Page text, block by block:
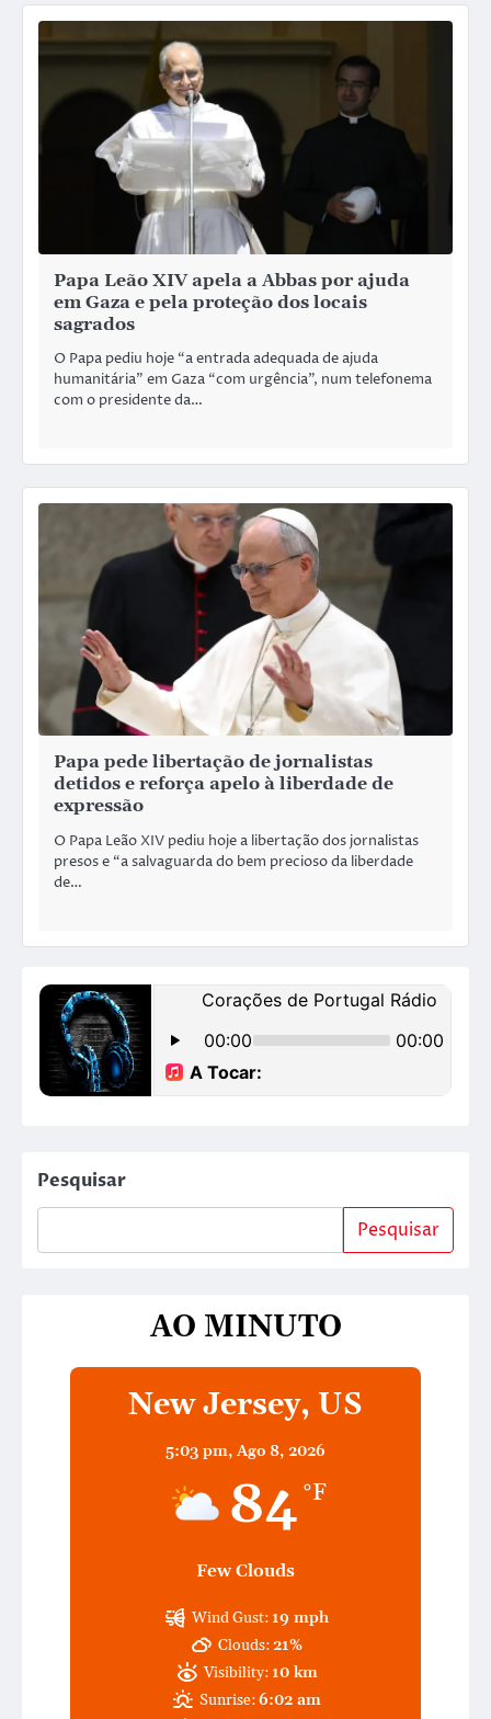
Papa Leão XIV apela a Abbas por ajuda
em Gaza e pela proteção dos locais
sagrados
O Papa pediu hoje “a entrada adequada de ajuda
humanitária” em Gaza “com urgência”, num telefonema
com o presidente da…
Papa pede libertação de jornalistas
detidos e reforça apelo à liberdade de
expressão
O Papa Leão XIV pediu hoje a libertação dos jornalistas
presos e “a salvaguarda do bem precioso da liberdade
de…
Pesquisar
Pesquisar
AO MINUTO
New Jersey, US
5:03 pm, Ago 8, 2026
84 °F
Few Clouds
Wind Gust: 19 mph
Clouds:21%
Visibility: 10 km
Sunrise:6:02 am